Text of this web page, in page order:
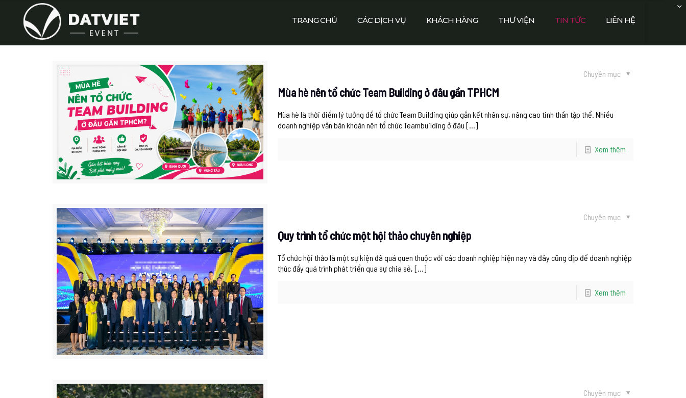
TRANG CHỦ CÁC DỊCH VỤ KHÁCH HÀNG THƯ VIỆN TIN TỨC LIÊN HỆ
Chuyên mục
Mùa hè nên tổ chức Team Building ở đâu gần TPHCM
Mùa hè là thời điểm lý tưởng để tổ chức Team Building giúp gắn kết nhân sự, nâng cao tinh thần tập thể. Nhiều
doanh nghiệp vẫn băn khoăn nên tổ chức Teambuilding ở đâu […]
Xem thêm
Chuyên mục
Quy trình tổ chức một hội thảo chuyên nghiệp
Tổ chức hội thảo là một sự kiện đã quá quen thuộc với các doanh nghiệp hiện nay và đây cũng dịp để doanh nghiệp
thúc đẩy quá trình phát triển qua sự chia sẻ, […]
Xem thêm
Chuyên mục